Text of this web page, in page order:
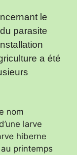
le
parasite
a été
nom
larve
hiberne
printemps